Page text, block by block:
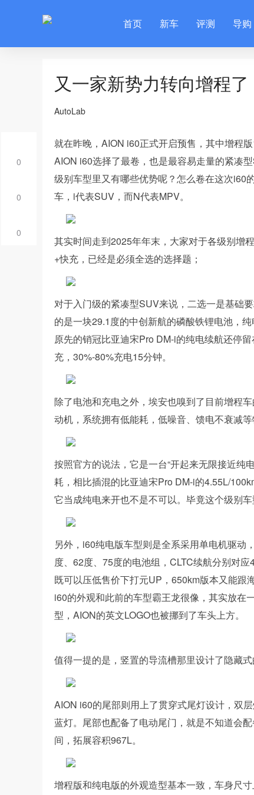
首页 新车 评测 导购
0
0
0
又一家新势力转向增程
AutoLab
就在昨晚，AION i60正式开启预售，其中增程
AION i60选择了最卷，也是最容易走量的紧凑
级别车型里又有哪些优势呢？怎么卷在这次i60
车，i代表SUV，而N代表MPV。
其实时间走到2025年年末，大家对于各级别增
+快充，已经是必须全选的选择题；
对于入门级的紧凑型SUV来说，二选一是基础
的是一块29.1度的中创新航的磷酸铁锂电池，
原先的销冠比亚迪宋Pro DM-i的纯电续航还停
充，30%-80%充电15分钟。
除了电池和充电之外，埃安也嗅到了目前增程
动机，系统拥有低能耗，低噪音、馈电不衰减等
按照官方的说法，它是一台“开起来无限接近纯
耗，相比插混的比亚迪宋Pro DM-i的4.55L/
它当成纯电来开也不是不可以。毕竟这个级别车
另外，i60纯电版车型则是全系采用单电机驱动
度、62度、75度的电池组，CLTC续航分别对
既可以压低售价下打元UP，650km版本又能跟
i60的外观和此前的车型霸王龙很像，其实放在
型，AION的英文LOGO也被挪到了车头上方。
值得一提的是，竖置的导流槽那里设计了隐藏
AION i60的尾部则用上了贯穿式尾灯设计，双
蓝灯。尾部也配备了电动尾门，就是不知道会
间，拓展容积967L。
增程版和纯电版的外观造型基本一致，车身尺